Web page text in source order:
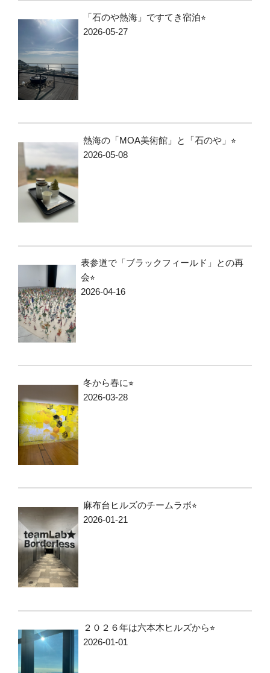
「石のや熱海」ですてき宿泊⭐︎
2026-05-27
熱海の「MOA美術館」と「石のや」⭐︎
2026-05-08
表参道で「ブラックフィールド」との再
会⭐︎
2026-04-16
冬から春に⭐︎
2026-03-28
麻布台ヒルズのチームラボ⭐︎
2026-01-21
２０２６年は六本木ヒルズから⭐︎
2026-01-01